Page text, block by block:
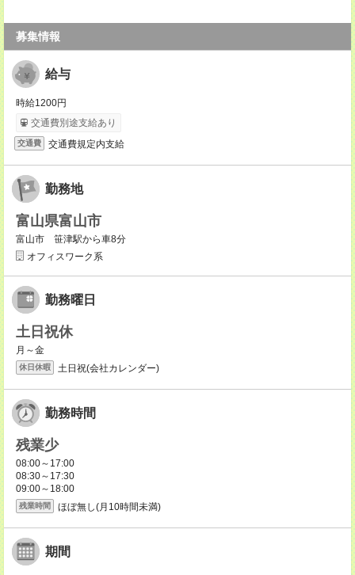
募集情報
給与
時給1200円
交通費別途支給あり
交通費 交通費規定内支給
勤務地
富山県富山市
富山市 笹津駅から車8分
オフィスワーク系
勤務曜日
土日祝休
月～金
休日休暇 土日祝(会社カレンダー)
勤務時間
残業少
08:00～17:00
08:30～17:30
09:00～18:00
残業時間 ほぼ無し(月10時間未満)
期間